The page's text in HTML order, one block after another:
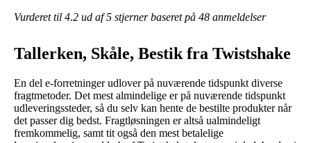
Vurderet til 4.2 ud af 5 stjerner baseret på 48 anmeldelser
Tallerken, Skåle, Bestik fra Twistshake
En del e-forretninger udlover på nuværende tidspunkt diverse
fragtmetoder. Det mest almindelige er på nuværende tidspunkt
udleveringssteder, så du selv kan hente de bestilte produkter når
det passer dig bedst. Fragtløsningen er altså ualmindeligt
fremkommelig, samt tit også den mest betalelige